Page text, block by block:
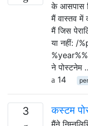
के आसपास
मैं वास्तव में
मैं जिस
या नहीं: /
ने पोस्टनेम
14
3 कस्टम
मैंने